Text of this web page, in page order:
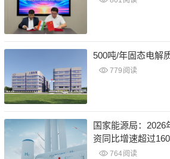
500吨/年固态电解
779 阅读
国家能源局：2026
资同比增速超过
764阅读